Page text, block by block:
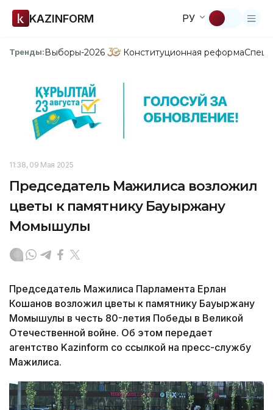
KAZINFORM РУ
Тренды:Выборы-2026 Конституционная реформа
11:38, 09 Мая 2025
Председатель Мажилиса возложил
цветы к памятнику Бауыржану
Момышулы
Председатель Мажилиса Парламента Ерлан
Кошанов возложил цветы к памятнику Бауыржану
Момышулы в честь 80-летия Победы в Великой
Отечественной войне. Об этом передает
агентство Kazinform со ссылкой на пресс-службу
Мажилиса.